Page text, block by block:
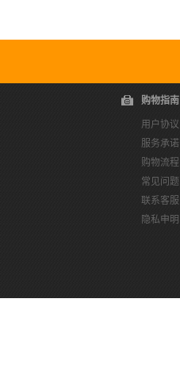
购物指南
用户协议
服务承诺
购物流程
常见问题
联系客服
隐私申明